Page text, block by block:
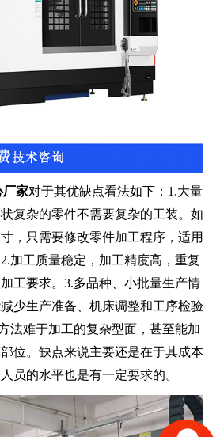
厂家对于其优缺点看法如下：1.大量
复杂的零件不需要复杂的工装。如
，只需要修改零件加工程序，适用
2.加工质量稳定，加工精度高，重复
工要求。3.多品种、小批量生产情
少生产准备、机床调整和工序检验
法难于加工的复杂型面，甚至能加
位。缺点来说主要还是在于其成本
员的水平也是有一定要求的。